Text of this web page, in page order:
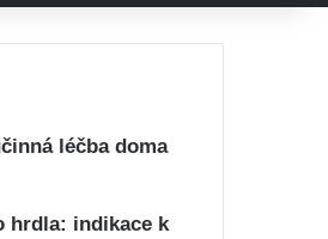
léčba doma
hrdla: indikace k